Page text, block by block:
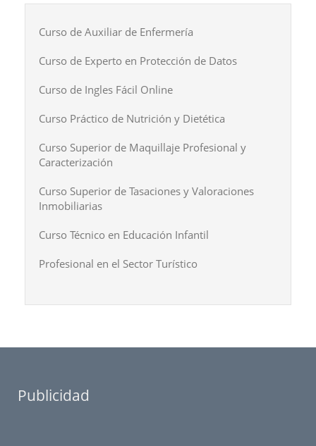
Curso de Auxiliar de Enfermería
Curso de Experto en Protección de Datos
Curso de Ingles Fácil Online
Curso Práctico de Nutrición y Dietética
Curso Superior de Maquillaje Profesional y
Caracterización
Curso Superior de Tasaciones y Valoraciones
Inmobiliarias
Curso Técnico en Educación Infantil
Profesional en el Sector Turístico
Publicidad